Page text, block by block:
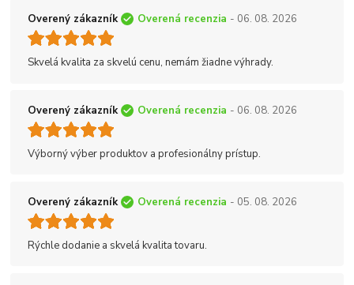
Overený zákazník Overená recenzia - 06. 08. 2026
Skvelá kvalita za skvelú cenu, nemám žiadne výhrady.
Overený zákazník Overená recenzia - 06. 08. 2026
Výborný výber produktov a profesionálny prístup.
Overený zákazník Overená recenzia - 05. 08. 2026
Rýchle dodanie a skvelá kvalita tovaru.